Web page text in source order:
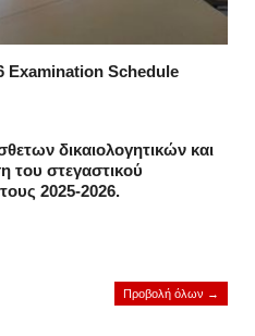
Examination Schedule
δικαιολογητικών και
του στεγαστικού
2025-2026.
Προβολή όλων →